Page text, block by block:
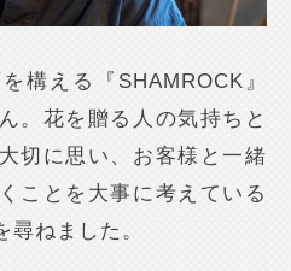
構える『SHAMROCK』
。花を贈る人の気持ちと
切に思い、お客様と一緒
ことを大事に考えている
ねました。